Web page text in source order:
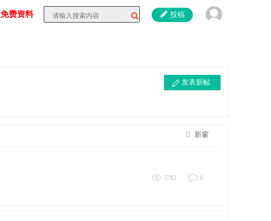
免费资料 投稿
发表新帖
新窗
5782 0